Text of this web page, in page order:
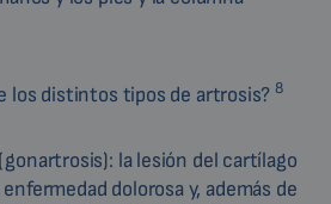
los distintos tipos de artrosis?8
(gonartrosis): la lesión del cartílago
dolorosa y, además de